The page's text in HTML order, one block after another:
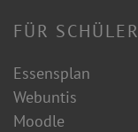
FÜR SCHÜLER
Essensplan
Webuntis
Moodle